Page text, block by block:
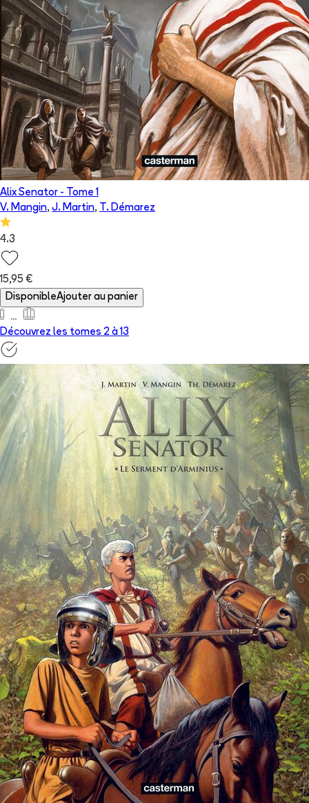
Alix Senator - Tome 1
V. Mangin, J. Martin, T. Démarez
4.3
15,95 €
DisponibleAjouter au panier
Découvrez les tomes 2 à 13